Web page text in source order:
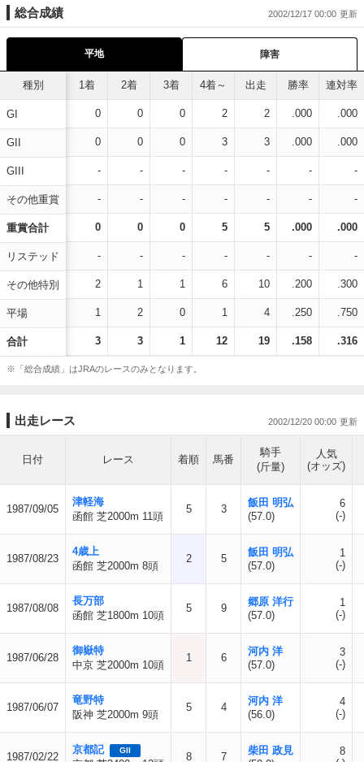
総合成績 2002/12/17 00:00
平地 障害
種別
GI
GII
GIII
その他重賞
重賞合計
リステッド
その他特別
平場
合計
1着 2着 3着 4着～ 出走 勝率 連対率
0 0 0 2 2 .000 .000
0 0 0 3 3 .000 .000
- - - - - - -
- - - - - - -
0 0 0 5 5 .000 .000
- - - - - - -
2 1 1 6 10 .200 .300
1 2 0 1 4 .250 .750
3 3 1 12 19 .158 .316
※「総合成績」はJRAのレースのみとなります。
出走レース 2002/12/20 00:00
日付 レース 着順 馬番
騎手
(斤量)
人気
(オッズ)
1987/09/05
津軽海
函館 芝2000m 11頭
5 3
飯田 明弘
(57.0)
6
(-)
1987/08/23
4歳上
函館 芝2000m 8頭
2 5
飯田 明弘
(57.0)
1
(-)
1987/08/08
長万部
函館 芝1800m 10頭
5 9
郷原 洋行
(57.0)
1
(-)
1987/06/28
御嶽特
中京 芝2000m 10頭
1 6
河内 洋
(57.0)
3
(-)
1987/06/07
竜野特
阪神 芝2000m 9頭
5 4
河内 洋
(56.0)
4
(-)
1987/02/22
京都記 GII
8 7
柴田 政見
8